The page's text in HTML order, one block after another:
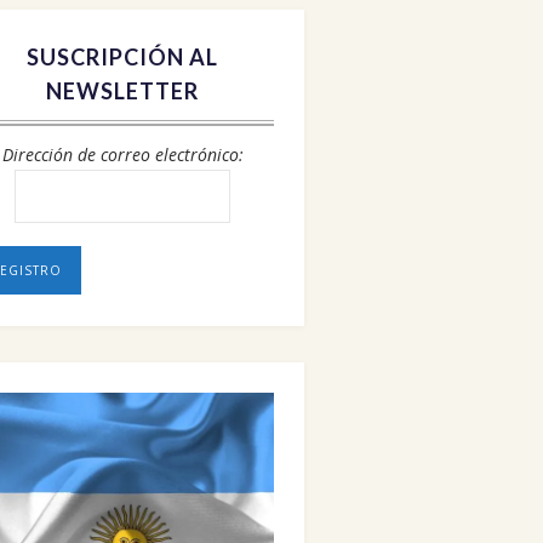
SUSCRIPCIÓN AL
NEWSLETTER
Dirección de correo electrónico: